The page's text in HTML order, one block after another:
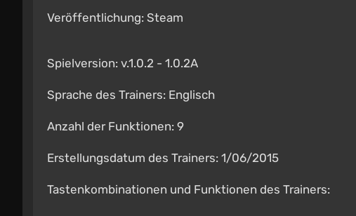
Veröffentlichung: Steam
Spielversion: v.1.0.2 - 1.0.2A
Sprache des Trainers: Englisch
Anzahl der Funktionen: 9
Erstellungsdatum des Trainers: 1/06/2015
Tastenkombinationen und Funktionen des Trainers: